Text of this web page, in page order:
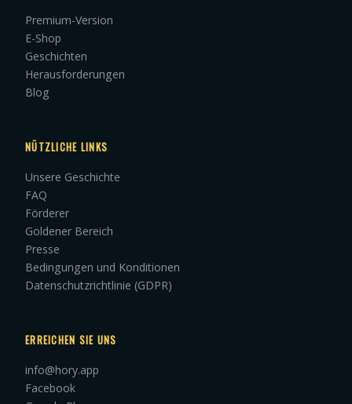
Premium-Version
E-Shop
Geschichten
Herausforderungen
Blog
NÜTZLICHE LINKS
Unsere Geschichte
FAQ
Förderer
Goldener Bereich
Presse
Bedingungen und Konditionen
Datenschutzrichtlinie (GDPR)
ERREICHEN SIE UNS
info@hory.app
Facebook